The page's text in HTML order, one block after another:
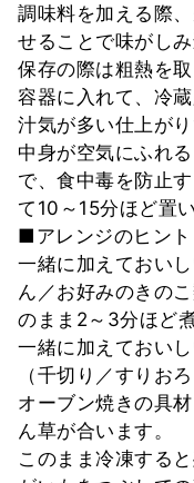
調味料を加える際
せることで味がし
保存の際は粗熱を
容器に入れて、冷蔵
汁気が多い仕上が
中身が空気にふれ
で、食中毒を防止
て10～15分ほど置
■アレンジのヒント
一緒に加えておい
ん／お好みのきの
のまま2～3分ほど煮
一緒に加えておい
（千切り／すりおろ
オーブン焼きの具
ん草が合います。
このまま冷凍する